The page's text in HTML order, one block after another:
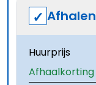
Afhalen
Huurprijs
Afhaalkorting